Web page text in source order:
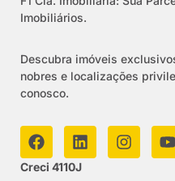
Imobiliários.
Descubra imóveis
nobres e localizações
conosco.
Creci 4110J